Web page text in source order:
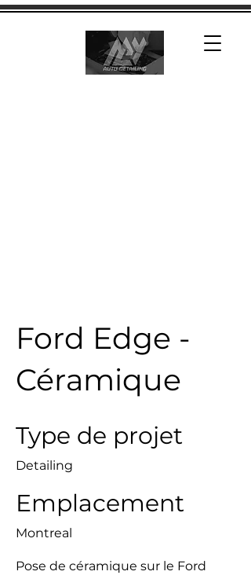
Ford Edge -
Céramique
Type de projet
Detailing
Emplacement
Montreal
Pose de céramique sur le Ford